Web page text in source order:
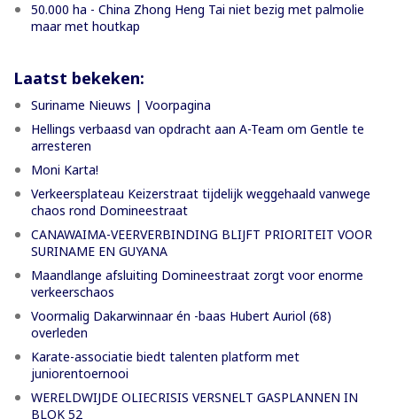
50.000 ha - China Zhong Heng Tai niet bezig met palmolie
maar met houtkap
Laatst bekeken:
Suriname Nieuws | Voorpagina
Hellings verbaasd van opdracht aan A-Team om Gentle te
arresteren
Moni Karta!
Verkeersplateau Keizerstraat tijdelijk weggehaald vanwege
chaos rond Domineestraat
CANAWAIMA-VEERVERBINDING BLIJFT PRIORITEIT VOOR
SURINAME EN GUYANA
Maandlange afsluiting Domineestraat zorgt voor enorme
verkeerschaos
Voormalig Dakarwinnaar én -baas Hubert Auriol (68)
overleden
Karate-associatie biedt talenten platform met
juniorentoernooi
WERELDWIJDE OLIECRISIS VERSNELT GASPLANNEN IN
BLOK 52